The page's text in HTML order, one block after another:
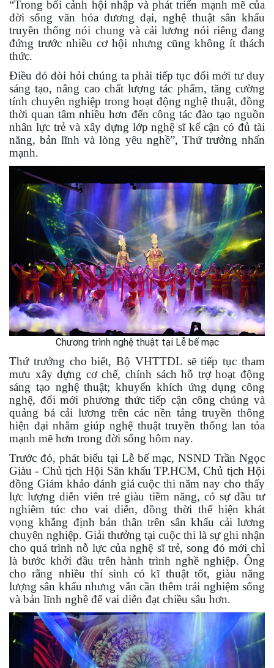
“Trong bối cảnh hội nhập và phát triển mạnh mẽ của
đời sống văn hóa đương đại, nghệ thuật sân khấu
truyền thống nói chung và cải lương nói riêng đang
đứng trước nhiều cơ hội nhưng cũng không ít thách
thức.
Điều đó đòi hỏi chúng ta phải tiếp tục đổi mới tư duy
sáng tạo, nâng cao chất lượng tác phẩm, tăng cường
tính chuyên nghiệp trong hoạt động nghệ thuật, đồng
thời quan tâm nhiều hơn đến công tác đào tạo nguồn
nhân lực trẻ và xây dựng lớp nghệ sĩ kế cận có đủ tài
năng, bản lĩnh và lòng yêu nghề”, Thứ trưởng nhấn
mạnh.
Chương trình nghệ thuật tại Lễ bế mạc
Thứ trưởng cho biết, Bộ VHTTDL sẽ tiếp tục tham
mưu xây dựng cơ chế, chính sách hỗ trợ hoạt động
sáng tạo nghệ thuật; khuyến khích ứng dụng công
nghệ, đổi mới phương thức tiếp cận công chúng và
quảng bá cải lương trên các nền tảng truyền thông
hiện đại nhằm giúp nghệ thuật truyền thống lan tỏa
mạnh mẽ hơn trong đời sống hôm nay.
Trước đó, phát biểu tại Lễ bế mạc, NSND Trần Ngọc
Giàu - Chủ tịch Hội Sân khấu TP.HCM, Chủ tịch Hội
đồng Giám khảo đánh giá cuộc thi năm nay cho thấy
lực lượng diễn viên trẻ giàu tiềm năng, có sự đầu tư
nghiêm túc cho vai diễn, đồng thời thể hiện khát
vọng khẳng định bản thân trên sân khấu cải lương
chuyên nghiệp. Giải thưởng tại cuộc thi là sự ghi nhận
cho quá trình nỗ lực của nghệ sĩ trẻ, song đó mới chỉ
là bước khởi đầu trên hành trình nghề nghiệp. Ông
cho rằng nhiều thí sinh có kĩ thuật tốt, giàu năng
lượng sân khấu nhưng vẫn cần thêm trải nghiệm sống
và bản lĩnh nghề để vai diễn đạt chiều sâu hơn.